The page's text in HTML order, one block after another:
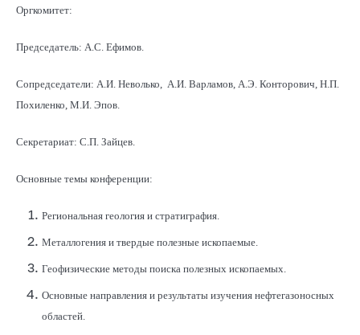
Оргкомитет:
Председатель: А.С. Ефимов.
Сопредседатели: А.И. Неволько, А.И. Варламов, А.Э. Конторович, Н.П.
Похиленко, М.И. Эпов.
Секретариат: С.П. Зайцев.
Основные темы конференции:
Региональная геология и стратиграфия.
Металлогения и твердые полезные ископаемые.
Геофизические методы поиска полезных ископаемых.
Основные направления и результаты изучения нефтегазоносных
областей.